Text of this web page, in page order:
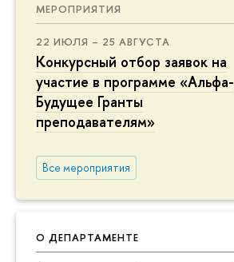
МЕРОПРИЯТИЯ
22 ИЮЛЯ – 25 АВГУСТА
Конкурсный отбор заявок на
участие в программе «Альфа-
Будущее Гранты
преподавателям»
Все мероприятия
О ДЕПАРТАМЕНТЕ